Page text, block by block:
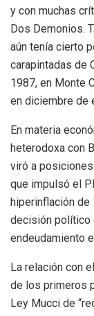
y con muchas
Dos Demonios.
aún tenía cierto
carapintadas de
1987, en Monte
en diciembre de
En materia
heterodoxa con
viró a
que impulsó el
hiperinflación de
decisión político
endeudamiento
La relación con
de los primeros
Ley Mucci de